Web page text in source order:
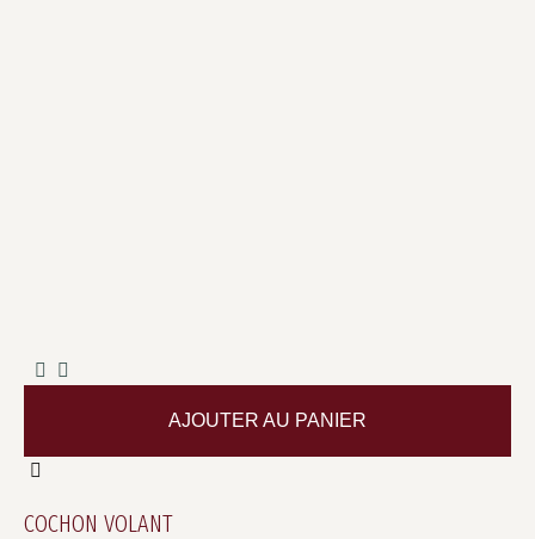
COCHON VOLANT
AJOUTER AU PANIER